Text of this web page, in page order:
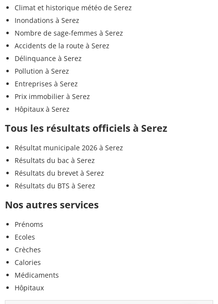
Climat et historique météo de Serez
Inondations à Serez
Nombre de sage-femmes à Serez
Accidents de la route à Serez
Délinquance à Serez
Pollution à Serez
Entreprises à Serez
Prix immobilier à Serez
Hôpitaux à Serez
Tous les résultats officiels à Serez
Résultat municipale 2026 à Serez
Résultats du bac à Serez
Résultats du brevet à Serez
Résultats du BTS à Serez
Nos autres services
Prénoms
Ecoles
Crèches
Calories
Médicaments
Hôpitaux